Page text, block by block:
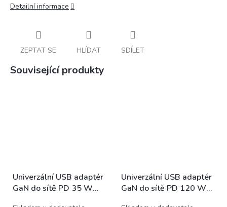
Detailní informace
ZEPTAT SE HLÍDAT SDÍLET
Související produkty
Univerzální USB adaptér
GaN do sítě PD 35 W
Univerzální USB adaptér
GaN do sítě PD 120 W